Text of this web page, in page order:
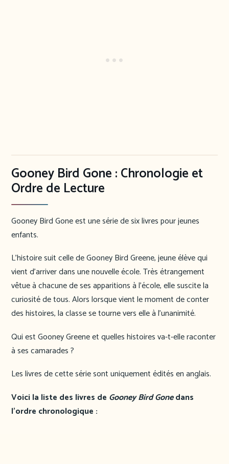
Gooney Bird Gone : Chronologie et
Ordre de Lecture
Gooney Bird Gone est une série de six livres pour jeunes
enfants.
L’histoire suit celle de Gooney Bird Greene, jeune élève qui
vient d’arriver dans une nouvelle école. Très étrangement
vêtue à chacune de ses apparitions à l’école, elle suscite la
curiosité de tous. Alors lorsque vient le moment de conter
des histoires, la classe se tourne vers elle à l’unanimité.
Qui est Gooney Greene et quelles histoires va-t-elle raconter
à ses camarades ?
Les livres de cette série sont uniquement édités en anglais.
Voici la liste des livres de Gooney Bird Gonedans
l’ordre chronologique :